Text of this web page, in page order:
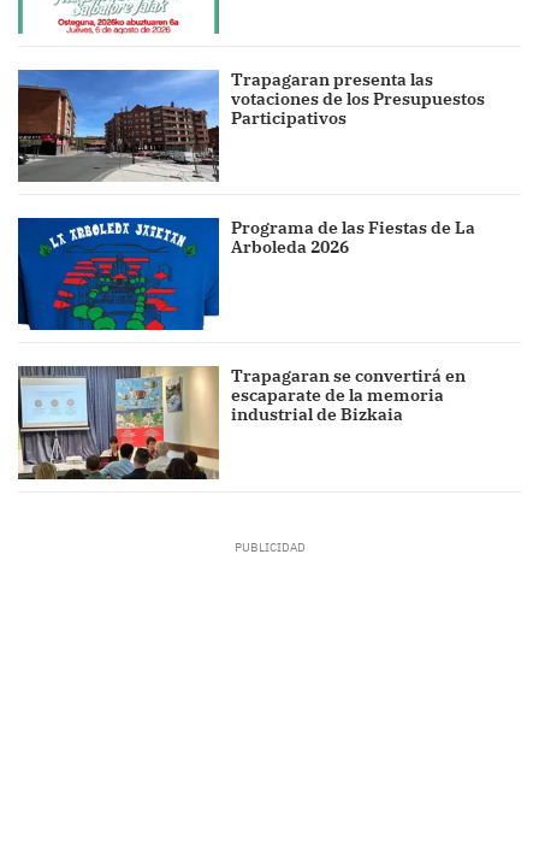
Trapagaran presenta las
votaciones de los Presupuestos
Participativos
Programa de las Fiestas de La
Arboleda 2026
Trapagaran se convertirá en
escaparate de la memoria
industrial de Bizkaia